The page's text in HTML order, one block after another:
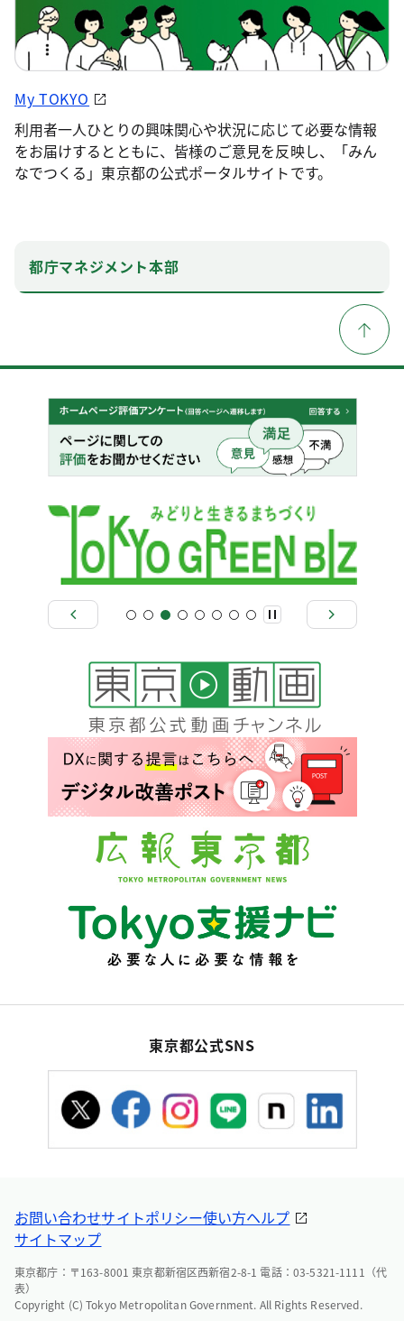
My TOKYO
利用者一人ひとりの興味関心や状況に応じて必要な情報
をお届けするとともに、皆様のご意見を反映し、「みん
なでつくる」東京都の公式ポータルサイトです。
都庁マネジメント本部
東京都公式SNS
お問い合わせサイトポリシー使い方ヘルプ
サイトマップ
東京都庁：〒163-8001 東京都新宿区西新宿2-8-1 電話：03-5321-1111（代
表）
Copyright (C) Tokyo Metropolitan Government. All Rights Reserved.